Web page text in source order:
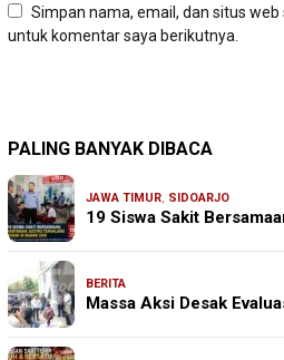
Simpan nama, email, dan situs
untuk komentar saya berikutnya.
PALING BANYAK DIBACA
JAWA TIMUR, SIDOARJO
19 Siswa Sakit
BERITA
Massa Aksi Desak